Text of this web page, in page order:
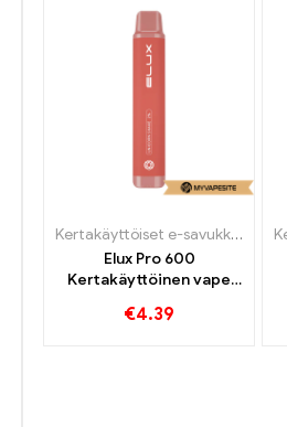
Kertakäyttöiset e-savukkeet
Elux Pro 600
Kertakäyttöinen vape
€4.39